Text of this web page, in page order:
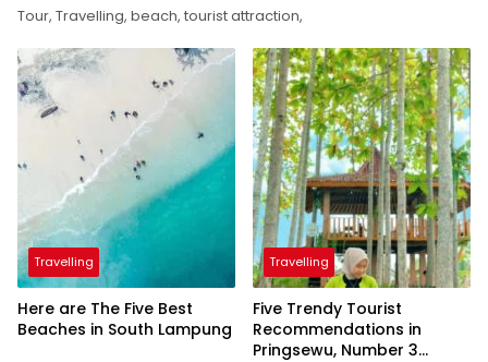
Tour, Travelling, beach, tourist attraction,
Travelling
Here are The Five Best
Beaches in South Lampung
Travelling
Five Trendy Tourist
Recommendations in
Pringsewu, Number 3